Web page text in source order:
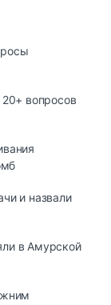
20+ вопросов
и назвали
в Амурской